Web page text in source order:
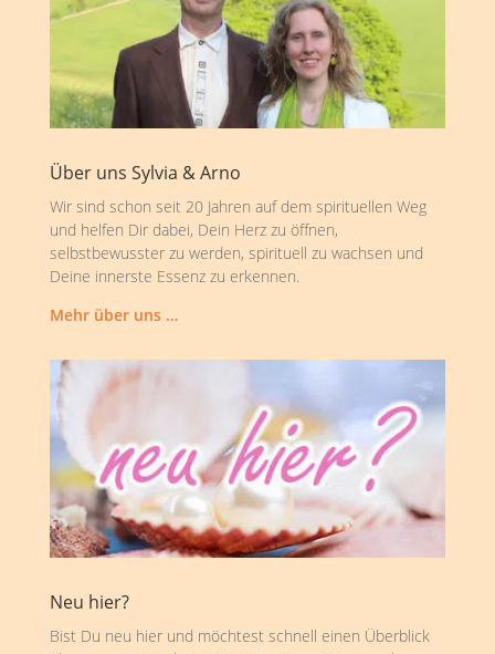
Über uns Sylvia & Arno
Wir sind schon seit 20 Jahren auf dem spirituellen Weg
und helfen Dir dabei, Dein Herz zu öffnen,
selbstbewusster zu werden, spirituell zu wachsen und
Deine innerste Essenz zu erkennen.
Mehr über uns …
Neu hier?
Bist Du neu hier und möchtest schnell einen Überblick